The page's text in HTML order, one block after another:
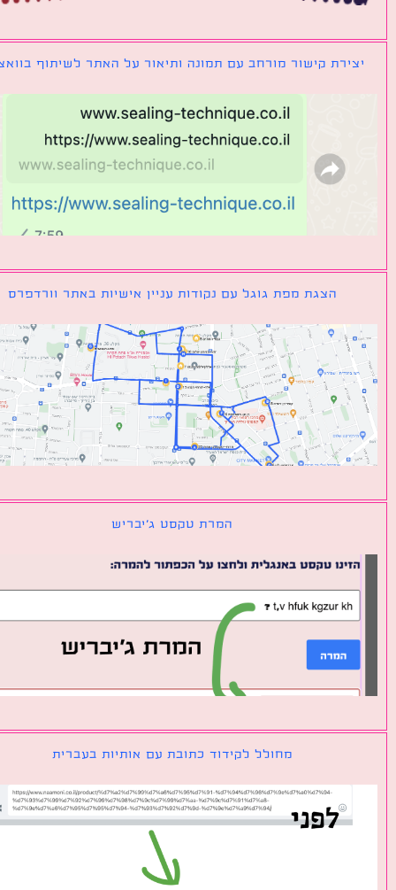
קישור מורחב עם תמונה ותיאור על האתר לשיתוף בוואצאפ
הצגת מפת גוגל עם נקודות עניין אישיות באתר וורדפרס
המרת טקסט ג׳יבריש
מחולל לקידוד כתובת עם אותיות בעברית